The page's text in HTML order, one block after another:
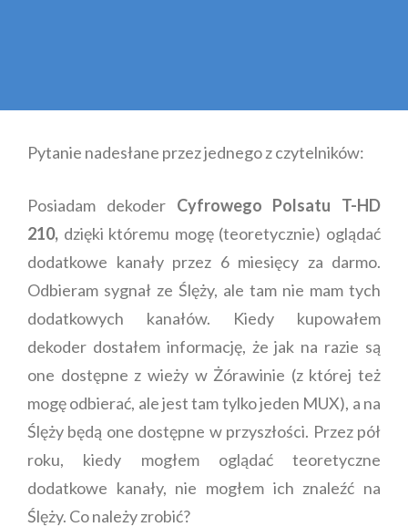
Pytanie nadesłane przez jednego z czytelników:
Posiadam dekoder Cyfrowego Polsatu T-HD
210, dzięki któremu mogę (teoretycznie) oglądać
dodatkowe kanały przez 6 miesięcy za darmo.
Odbieram sygnał ze Ślęży, ale tam nie mam tych
dodatkowych kanałów. Kiedy kupowałem
dekoder dostałem informację, że jak na razie są
one dostępne z wieży w Żórawinie (z której też
mogę odbierać, ale jest tam tylko jeden MUX), a na
Ślęży będą one dostępne w przyszłości. Przez pół
roku, kiedy mogłem oglądać teoretyczne
dodatkowe kanały, nie mogłem ich znaleźć na
Ślęży. Co należy zrobić?